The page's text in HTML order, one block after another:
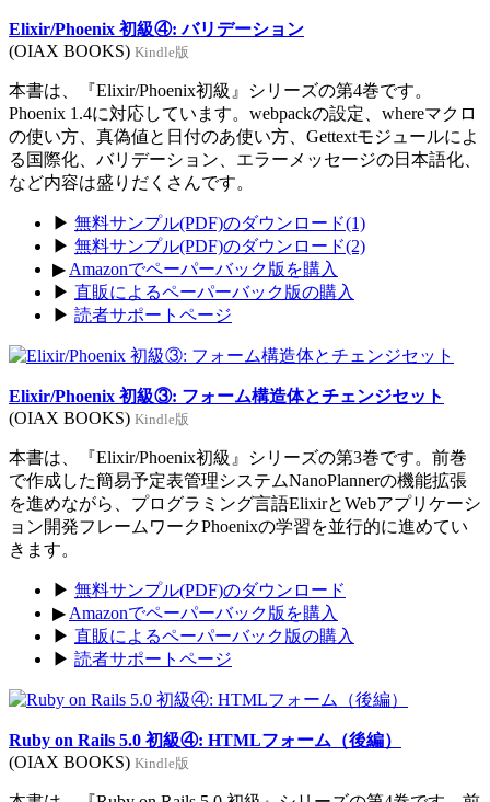
Elixir/Phoenix 初級④: バリデーション
(OIAX BOOKS) Kindle版
本書は、『Elixir/Phoenix初級』シリーズの第4巻です。
Phoenix 1.4に対応しています。webpackの設定、whereマクロ
の使い方、真偽値と日付のあ使い方、Gettextモジュールによ
る国際化、バリデーション、エラーメッセージの日本語化、
など内容は盛りだくさんです。
▶ 無料サンプル(PDF)のダウンロード(1)
▶ 無料サンプル(PDF)のダウンロード(2)
▶ Amazonでペーパーバック版を購入
▶ 直販によるペーパーバック版の購入
▶ 読者サポートページ
Elixir/Phoenix 初級③: フォーム構造体とチェンジセット
(OIAX BOOKS) Kindle版
本書は、『Elixir/Phoenix初級』シリーズの第3巻です。前巻
で作成した簡易予定表管理システムNanoPlannerの機能拡張
を進めながら、プログラミング言語ElixirとWebアプリケーシ
ョン開発フレームワークPhoenixの学習を並行的に進めてい
きます。
▶ 無料サンプル(PDF)のダウンロード
▶ Amazonでペーパーバック版を購入
▶ 直販によるペーパーバック版の購入
▶ 読者サポートページ
Ruby on Rails 5.0 初級④: HTMLフォーム（後編）
(OIAX BOOKS) Kindle版